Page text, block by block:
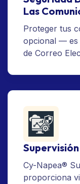
Las
Proteger tus
opcional — es
de Correo
vulnerables
phishing, el
correos y el
electrónicas
a eIDAS, esta
Cy-Napea®
proporciona